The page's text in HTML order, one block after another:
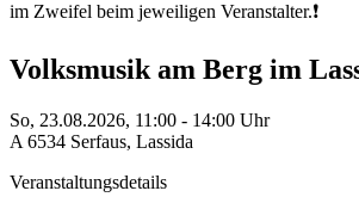
im Zweifel beim jeweiligen Veranstalter.❗
Volksmusik am Berg im
So, 23.08.2026, 11:00 - 14:00 Uhr
A 6534 Serfaus, Lassida
Veranstaltungsdetails